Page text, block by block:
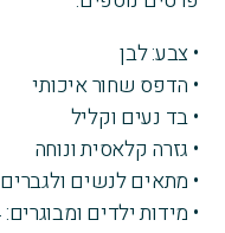
• צבע: לבן
• הדפס שחור איכותי
• בד נעים וקליל
• גזרה קלאסית ונוחה
• מתאים לנשים ולגברים
• מידות ילדים ומבוגרים: 4–16 / XS–XXXL